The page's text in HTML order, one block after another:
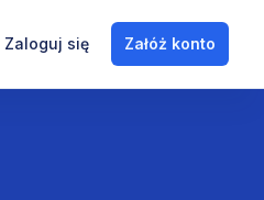
Zaloguj się Załóż konto